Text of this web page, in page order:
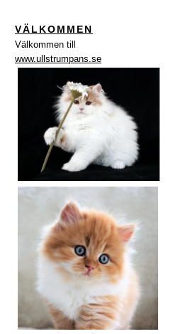
VÄLKOMMEN
Välkommen till
www.ullstrumpans.se